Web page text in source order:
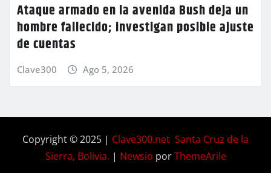
Ataque armado en la avenida Bush deja un
hombre fallecido; investigan posible ajuste
de cuentas
Clave300 Ago 5, 2026
Copyright © 2025 | Clave300.net Santa Cruz de la
Sierra, Bolivia. | Newsio porThemeArile